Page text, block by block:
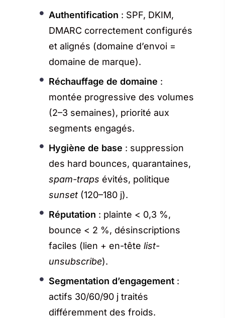
Authentification : SPF, DKIM,
DMARC correctement configurés
et alignés (domaine d’envoi =
domaine de marque).
Réchauffage de domaine :
montée progressive des volumes
(2–3 semaines), priorité aux
segments engagés.
Hygiène de base : suppression
des hard bounces, quarantaines,
spam-traps évités, politique
sunset (120–180 j).
Réputation : plainte < 0,3 %,
bounce < 2 %, désinscriptions
faciles (lien + en-tête list-
unsubscribe).
Segmentation d’engagement :
actifs 30/60/90 j traités
différemment des froids.